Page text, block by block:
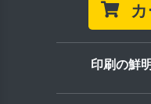
カ
印刷の鮮